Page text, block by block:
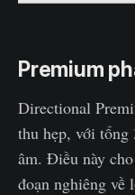
Premium
Directional
thu hẹp, với tổng
âm. Điều này
đoạn nghiêng về